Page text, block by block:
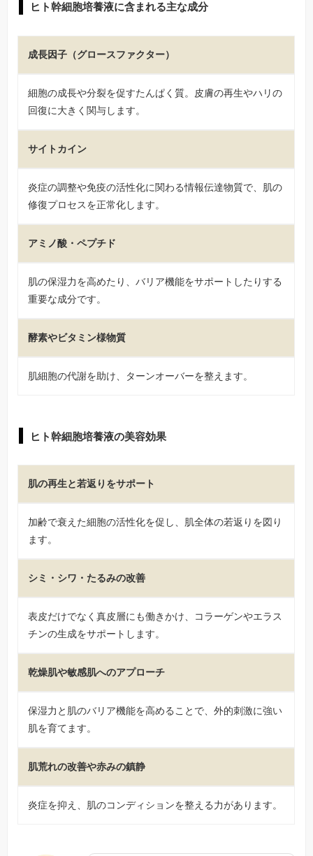
ヒト幹細胞培養液に含まれる主な成分
成長因子（グロースファクター）
細胞の成長や分裂を促すたんぱく質。皮膚の再生やハリの
回復に大きく関与します。
サイトカイン
炎症の調整や免疫の活性化に関わる情報伝達物質で、肌の
修復プロセスを正常化します。
アミノ酸・ペプチド
肌の保湿力を高めたり、バリア機能をサポートしたりする
重要な成分です。
酵素やビタミン様物質
肌細胞の代謝を助け、ターンオーバーを整えます。
ヒト幹細胞培養液の美容効果
肌の再生と若返りをサポート
加齢で衰えた細胞の活性化を促し、肌全体の若返りを図り
ます。
シミ・シワ・たるみの改善
表皮だけでなく真皮層にも働きかけ、コラーゲンやエラス
チンの生成をサポートします。
乾燥肌や敏感肌へのアプローチ
保湿力と肌のバリア機能を高めることで、外的刺激に強い
肌を育てます。
肌荒れの改善や赤みの鎮静
炎症を抑え、肌のコンディションを整える力があります。